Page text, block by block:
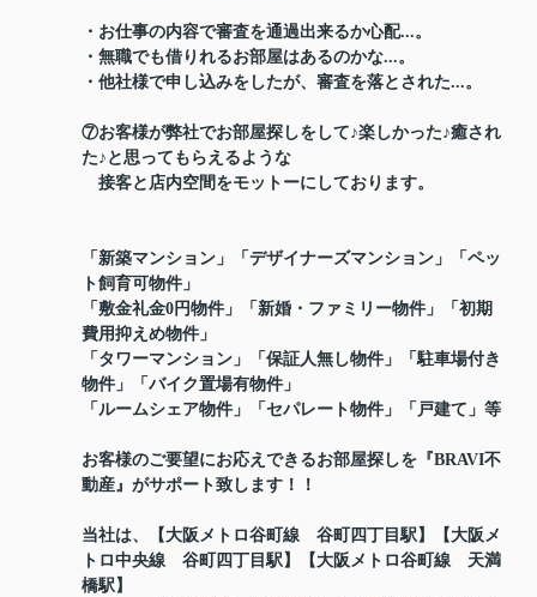
・お仕事の内容で審査を通過出来るか心配...。
・無職でも借りれるお部屋はあるのかな...。
・他社様で申し込みをしたが、審査を落とされた...。
⑦お客様が弊社でお部屋探しをして♪楽しかった♪癒され
た♪と思ってもらえるような
接客と店内空間をモットーにしております。
「新築マンション」「デザイナーズマンション」「ペッ
ト飼育可物件」
「敷金礼金0円物件」「新婚・ファミリー物件」「初期
費用抑えめ物件」
「タワーマンション」「保証人無し物件」「駐車場付き
物件」「バイク置場有物件」
「ルームシェア物件」「セパレート物件」「戸建て」等
お客様のご要望にお応えできるお部屋探しを『BRAVI不
動産』がサポート致します！！
当社は、【大阪メトロ谷町線 谷町四丁目駅】【大阪メ
トロ中央線 谷町四丁目駅】【大阪メトロ谷町線 天満
橋駅】